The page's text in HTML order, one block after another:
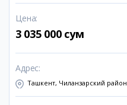
Цена:
3 035 000 сум
Адрес:
Ташкент, Чиланзарский район